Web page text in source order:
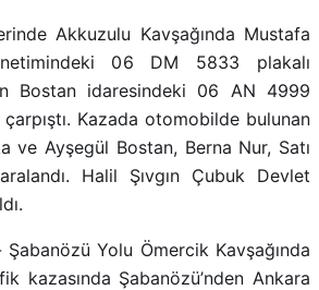
Akkuzulu Kavşağında Mustafa
06 DM 5833 plakalı
Bostan idaresindeki 06 AN 4999
Kazada otomobilde bulunan
ve Ayşegül Bostan, Berna Nur, Satı
Halil Şıvgın Çubuk Devlet
Yolu Ömercik Kavşağında
kazasında Şabanözü’nden Ankara